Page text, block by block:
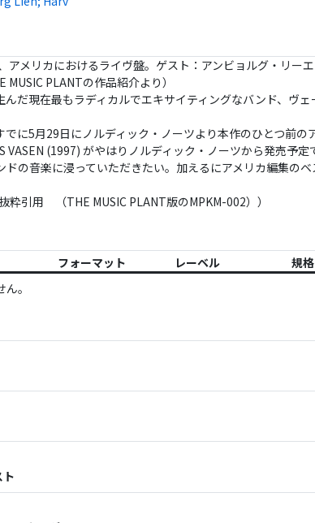
アメリカにおけるライヴ盤。ゲスト：アンビョルグ・リー
MUSIC PLANTの作品紹介より）
んだ現在最もラディカルでエキサイティングなバンド、ヴ
に5月29日にノルディック・ノーツより本作のひとつ前の
VASEN (1997) がやはりノルディック・ノーツから発売予
の音楽に浸っていただきたい。加えるにアメリカ編集の
粋引用 （THE MUSIC PLANT版のMPKM-002））
フォーマット レーベル 規
。